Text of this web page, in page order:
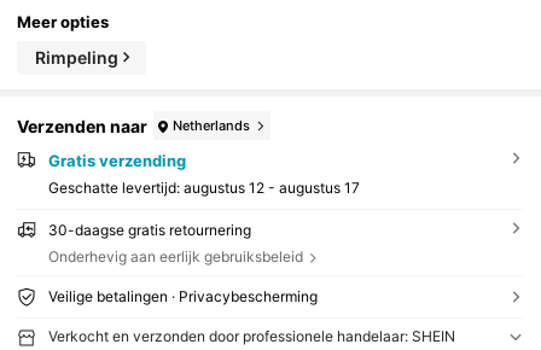
Meer opties
Rimpeling
Verzenden naar Netherlands
Gratis verzending
Geschatte levertijd: augustus 12 - augustus 17
30-daagse gratis retournering
Onderhevig aan eerlijk gebruiksbeleid
Veilige betalingen · Privacybescherming
Verkocht en verzonden door professionele handelaar: SHEIN